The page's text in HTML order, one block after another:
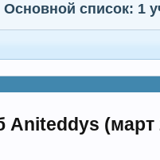
Основной список: 1
Aniteddys